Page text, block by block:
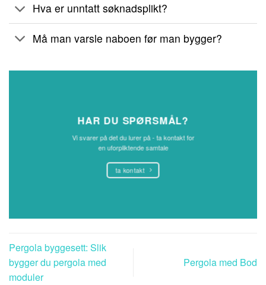
Hva er unntatt søknadsplikt?
Må man varsle naboen før man bygger?
HAR DU SPØRSMÅL?
Vi svarer på det du lurer på - ta kontakt for
en uforpliktende samtale
ta kontakt
Pergola byggesett: Slik
bygger du pergola med
moduler
Pergola med Bod